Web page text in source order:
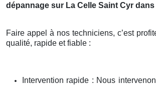
dépannage sur La Celle Saint Cyr dans
Faire appel à nos techniciens, c’est
qualité, rapide et fiable :
Intervention rapide : Nous